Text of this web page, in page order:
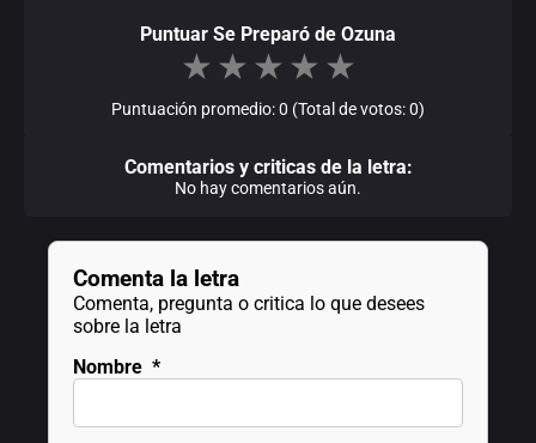
Puntuar Se Preparó de Ozuna
★ ★ ★ ★ ★
Puntuación promedio: 0 (Total de votos: 0)
Comentarios y criticas de la letra:
No hay comentarios aún.
Comenta la letra
Comenta, pregunta o critica lo que desees
sobre la letra
Nombre *